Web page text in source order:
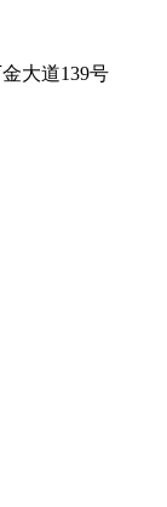
大道139号